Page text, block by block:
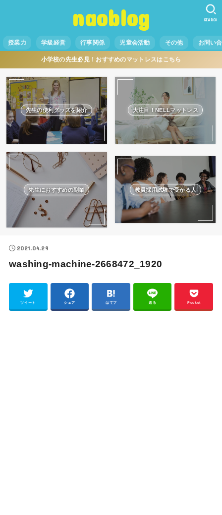
naoblog
授業力 学級経営 行事関係 児童会活動 その他 お問い
SEARCH
小学校の先生必見！おすすめのマットレスはこちら
先生の便利グッズを紹介 大注目！NELLマットレス
先生におすすめの副業 教員採用試験で受かる人
2021.04.29
washing-machine-2668472_1920
ツイート シェア はてブ 送る Pocket